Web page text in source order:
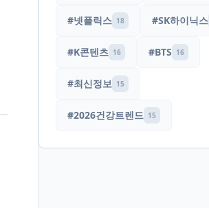
#넷플릭스 18 #SK하이닉스
#K콘텐츠 16 #BTS 16
#최신정보 15
#2026건강트렌드 15